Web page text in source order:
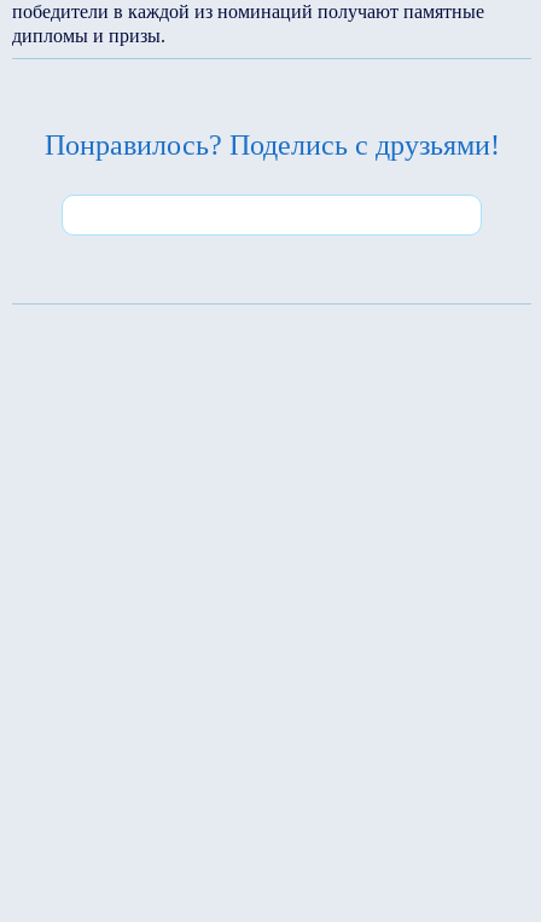
победители в каждой из номинаций получают памятные
дипломы и призы.
Понравилось? Поделись с друзьями!